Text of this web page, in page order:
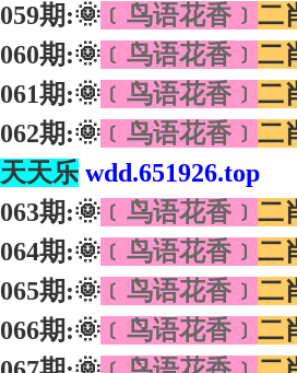
059期:🌞 ﹝鸟语花香﹞ 二
060期:🌞 ﹝鸟语花香﹞ 二
061期:🌞 ﹝鸟语花香﹞ 二
062期:🌞 ﹝鸟语花香﹞ 二
天天乐 wdd.651926.top
063期:🌞 ﹝鸟语花香﹞ 二
064期:🌞 ﹝鸟语花香﹞ 二
065期:🌞 ﹝鸟语花香﹞ 二
066期:🌞 ﹝鸟语花香﹞ 二